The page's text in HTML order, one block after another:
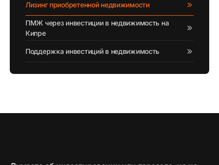
Лизинг приобретенной недвижимости
ПМЖ через инвестиции в недвижимость на
Кипре
Поддержка инвестиций в недвижимость